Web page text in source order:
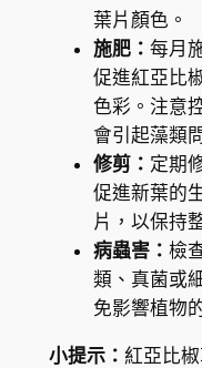
葉片顏色。
施肥： 每月
促進紅亞比
色彩。注意
會引起藻類
修剪： 定期
促進新葉的
片，以保持
病蟲害： 檢
類、真菌或
免影響植物
小提示： 紅亞比